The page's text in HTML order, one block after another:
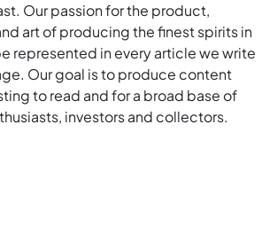
Our passion for the product,
art of producing the finest spirits in
represented in every article we write
Our goal is to produce content
to read and for a broad base of
investors and collectors.